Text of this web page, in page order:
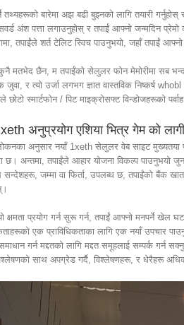
तथ्यहरूको बारेमा अझ बढी बुझ्नको लागि तयारी
अंश पत्ता लगाउनुहोस् र तपाईं आफ्नो जन्मदिन
तपाईंले शर्त टेलिट स्विच पाउनुभयो, जहाँ तपाईं
मतभेद छैन, म तपाईंको सेलुलर फोन मेमोरीमा सब
जुवा, र त्यो उर्जा लगभग ज्ञात वास्तविक निष्कर्ष
छोटो स्मार्टफोन / पिट माइक्रोसफ्ट विन्डोजहरूको
अनुप्रयोग एशिया भित्र गेम को
अनुसार नयाँ 1xeth सेलुलर वेब साइट
छ। अन्तमा, तपाईंले आहार योजना विकल्प पाउनुभयो
सन्देशहरू, जम्मा वा फिर्ता, उपलब्ध छ, तपाईंको बैंक
क्षमता प्रयोग गर्न सुरू गर्न, तपाईं आफ्नो मनपर्ने खेल
एक प्राविधिकताका लागि एक नयाँ उपचार
गर्न मद्दतको लागि मद्दत समूहलाई सम्पर्क
साथ अपग्रेड गर्दै, विश्लेषणहरू, र धेरैहरू